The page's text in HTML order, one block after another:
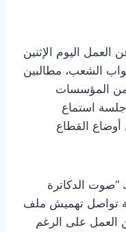
اليوم الإثنين
الشعب، مطالبين
المؤسسات
جلسة استماع
أوضاع القطاع
“صوت الدكاترة
تواصل تهميش ملف
العمل على الرغم